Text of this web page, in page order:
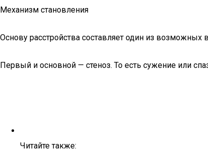
Механизм становления
Основу расстройства составляет один из
Первый и основной — стеноз. То есть сужение или
Читайте также: